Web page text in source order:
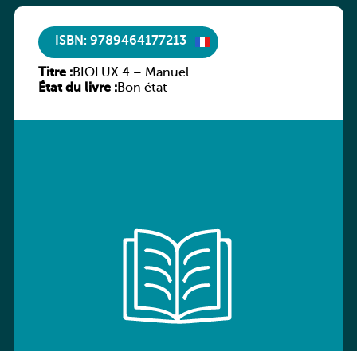
ISBN: 9789464177213
Titre :BIOLUX 4 – Manuel
État du livre :Bon état